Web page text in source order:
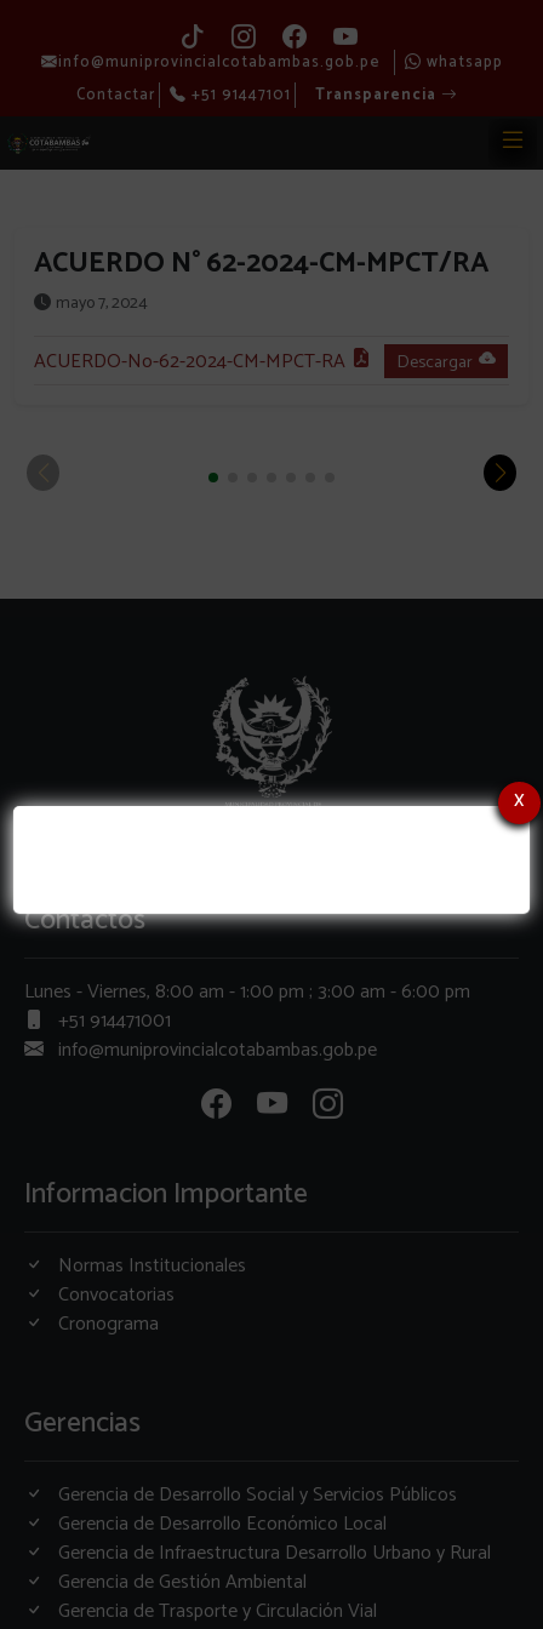
info@muniprovincialcotabambas.gob.pe
whatsapp
Contactar
+51 91447101 Transparencia
ACUERDO N° 62-2024-CM-MPCT/RA
mayo 7, 2024
ACUERDO-No-62-2024-CM-MPCT-RA Descargar
x
Contactos
Lunes - Viernes, 8:00 am - 1:00 pm ; 3:00 am - 6:00 pm
+51 914471001
info@muniprovincialcotabambas.gob.pe
Informacion Importante
Normas Institucionales
Convocatorias
Cronograma
Gerencias
Gerencia de Desarrollo Social y Servicios Públicos
Gerencia de Desarrollo Económico Local
Gerencia de Infraestructura Desarrollo Urbano y Rural
Gerencia de Gestión Ambiental
Gerencia de Trasporte y Circulación Vial